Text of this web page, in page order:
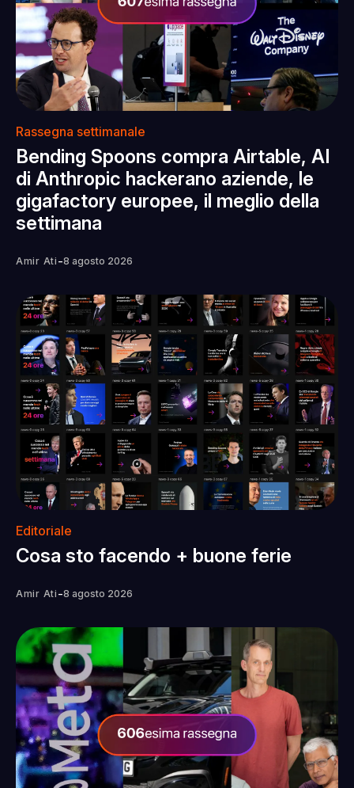
Rassegna settimanale
Bending Spoons compra Airtable, AI
di Anthropic hackerano aziende, le
gigafactory europee, il meglio della
settimana
Amir Ati -8 agosto 2026
Editoriale
Cosa sto facendo + buone ferie
Amir Ati -8 agosto 2026